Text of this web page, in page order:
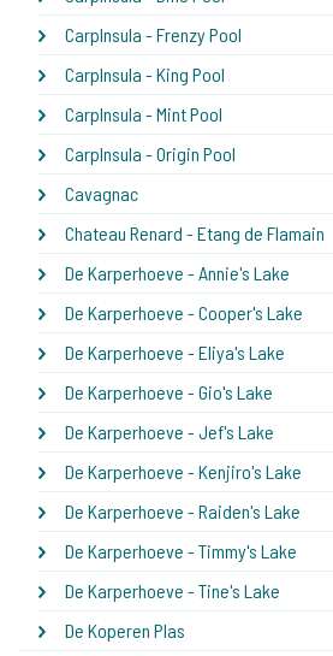
CarpInsula - Frenzy Pool
CarpInsula - King Pool
CarpInsula - Mint Pool
CarpInsula - Origin Pool
Cavagnac
Chateau Renard - Etang de Flamain
De Karperhoeve - Annie's Lake
De Karperhoeve - Cooper's Lake
De Karperhoeve - Eliya's Lake
De Karperhoeve - Gio's Lake
De Karperhoeve - Jef's Lake
De Karperhoeve - Kenjiro's Lake
De Karperhoeve - Raiden's Lake
De Karperhoeve - Timmy's Lake
De Karperhoeve - Tine's Lake
De Koperen Plas